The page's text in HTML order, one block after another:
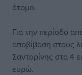
άτομο.
Για την περίοδο
αποβίβαση στους
Σαντορίνης στα 4
ευρώ.